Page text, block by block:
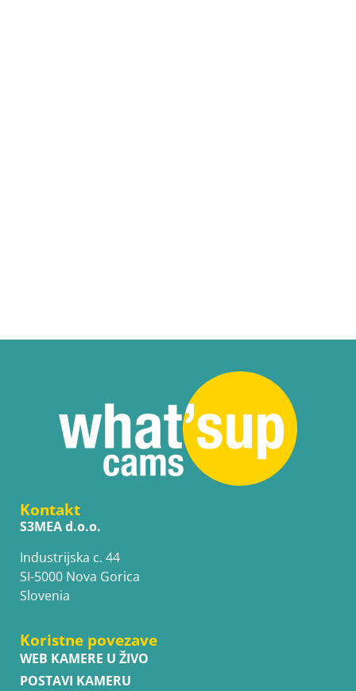
Kontakt
S3MEA d.o.o.
Industrijska c. 44
SI-5000 Nova Gorica
Slovenia
Koristne povezave
WEB KAMERE U ŽIVO
POSTAVI KAMERU